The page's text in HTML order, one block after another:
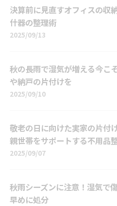
決算前に見直すオフィスの収
什器の整理術
2025/09/13
秋の長雨で湿気が増える今こ
や納戸の片付けを
2025/09/10
敬老の日に向けた実家の片付
親世帯をサポートする不用品
2025/09/07
秋雨シーズンに注意！湿気で
早めに処分